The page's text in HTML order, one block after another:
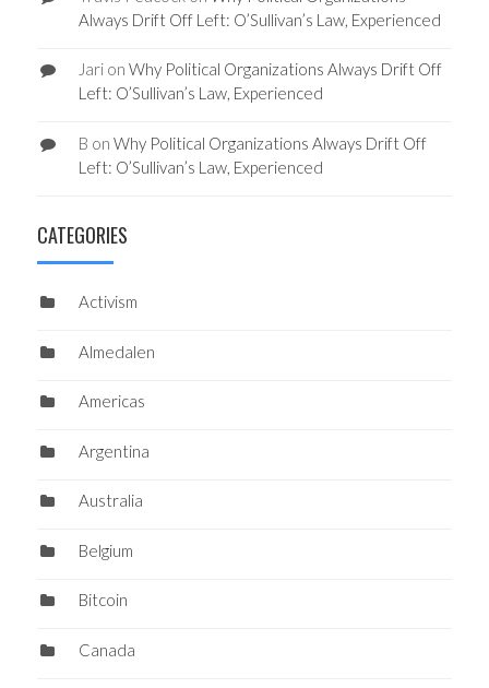
Always Drift Off Left: O’Sullivan’s Law, Experienced
Jarion Why Political Organizations Always Drift Off
Left: O’Sullivan’s Law, Experienced
B on Why Political Organizations Always Drift Off
Left: O’Sullivan’s Law, Experienced
CATEGORIES
Activism
Almedalen
Americas
Argentina
Australia
Belgium
Bitcoin
Canada